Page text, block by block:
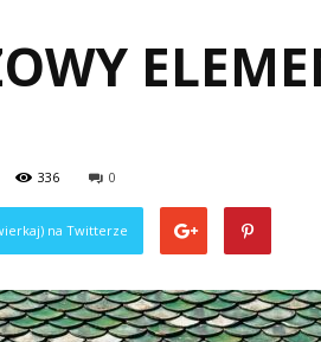
336 0
na Twitterze